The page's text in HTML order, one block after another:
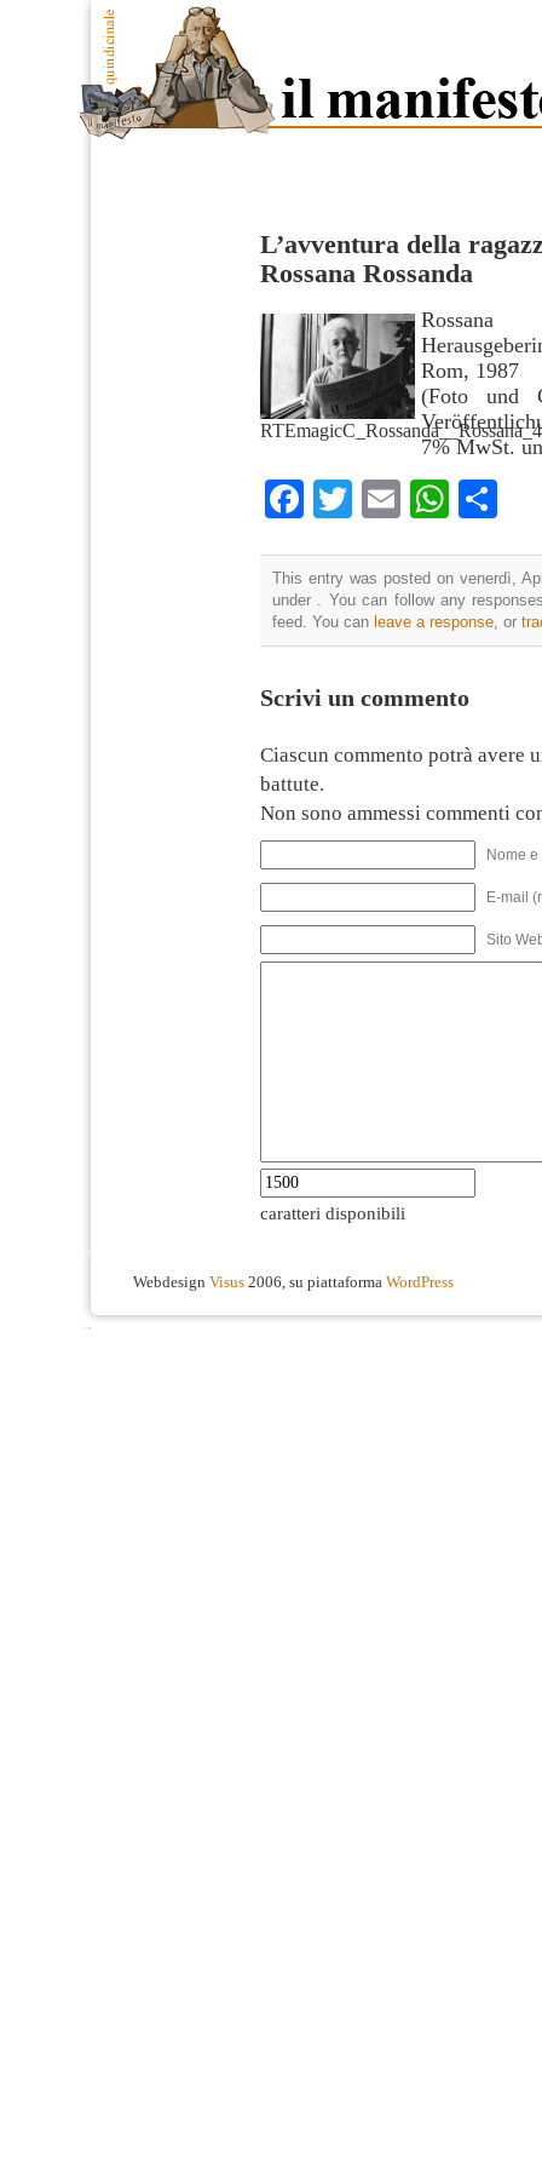
L’avventura della
Rossana Rossanda
Rossana
Rom, 1987
(Foto und
7% MwSt.
Facebook
TwitterEmail
This entry was posted on venerdì,
under . You can follow any
feed. You can leave a response, or
Scrivi un commento
Ciascun commento potrà avere
battute.
Non sono ammessi commenti
Nome
E-mail
Sito
caratteri disponibili
Webdesign Visus 2006, su piattaforma WordPress